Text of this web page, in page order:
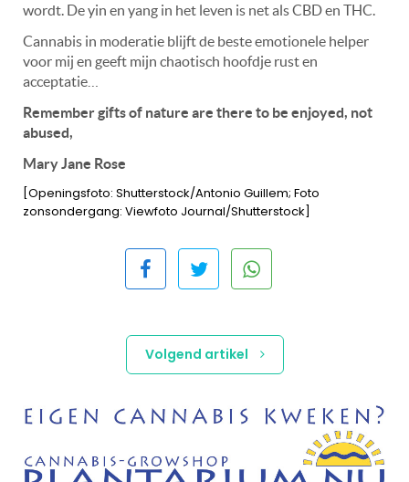
wordt. De yin en yang in het leven is net als CBD en THC.
Cannabis in moderatie blijft de beste emotionele helper
voor mij en geeft mijn chaotisch hoofdje rust en
acceptatie…
Remember gifts of nature are there to be enjoyed, not
abused,
Mary Jane Rose
[Openingsfoto: Shutterstock/Antonio Guillem; Foto
zonsondergang: Viewfoto Journal/Shutterstock]
Volgend artikel